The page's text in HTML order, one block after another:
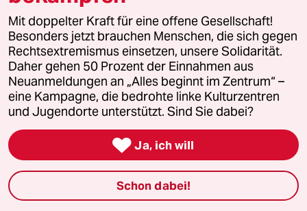
Podcast
bundestalk
fernverbindung
klima update°
Mauerecho
Mit doppelter Kraft für eine offene Gesellschaft!
Besonders jetzt brauchen Menschen, die sich gegen
Rechtsextremismus einsetzen, unsere Solidarität.
Daher gehen 50 Prozent der Einnahmen aus
Neuanmeldungen an „Alles beginnt im Zentrum“ –
eine Kampagne, die bedrohte linke Kulturzentren
und Jugendorte unterstützt. Sind Sie dabei?
 Ja, ich will
Schon dabei!